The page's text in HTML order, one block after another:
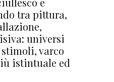
tra pittura,
universi
varco
istintuale ed